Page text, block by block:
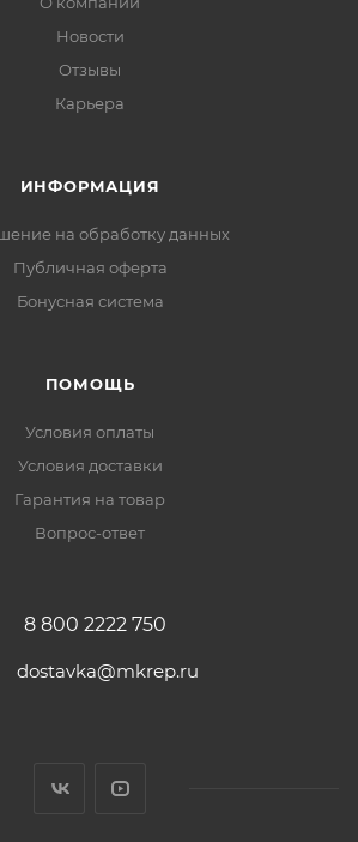
Новости
Отзывы
Карьера
ИНФОРМАЦИЯ
на обработку данных
Публичная оферта
Бонусная система
ПОМОЩЬ
Условия оплаты
Условия доставки
Гарантия на товар
Вопрос-ответ
8 800 2222 750
dostavka@mkrep.ru